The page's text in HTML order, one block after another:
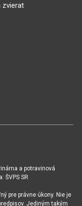
zvierat
a potravinová
ŠVPS SR
pre právne úkony. Nie je
Jediným takým